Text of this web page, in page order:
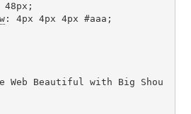
48px;
: 4px 4px 4px #aaa;